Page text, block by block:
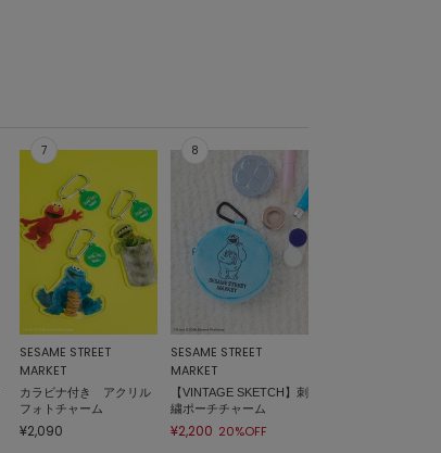
SESAME STREET
MARKET
カラビナ付き アクリル
フォトチャーム
¥2,090
SESAME STREET
MARKET
【VINTAGE SKETCH】刺
繍ポーチチャーム
¥2,200 20%OFF